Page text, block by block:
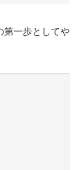
第一歩としてや